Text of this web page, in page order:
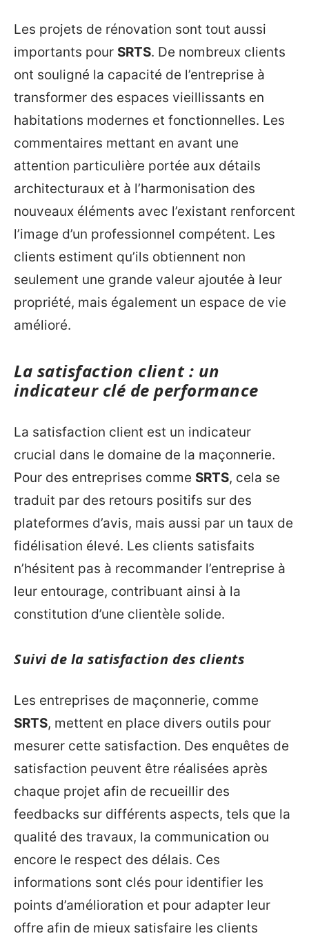
Les projets de rénovation sont tout aussi
importants pour SRTS. De nombreux clients
ont souligné la capacité de l’entreprise à
transformer des espaces vieillissants en
habitations modernes et fonctionnelles. Les
commentaires mettant en avant une
attention particulière portée aux détails
architecturaux et à l’harmonisation des
nouveaux éléments avec l’existant renforcent
l’image d’un professionnel compétent. Les
clients estiment qu’ils obtiennent non
seulement une grande valeur ajoutée à leur
propriété, mais également un espace de vie
amélioré.
La satisfaction client : un
indicateur clé de performance
La satisfaction client est un indicateur
crucial dans le domaine de la maçonnerie.
Pour des entreprises comme SRTS, cela se
traduit par des retours positifs sur des
plateformes d’avis, mais aussi par un taux de
fidélisation élevé. Les clients satisfaits
n’hésitent pas à recommander l’entreprise à
leur entourage, contribuant ainsi à la
constitution d’une clientèle solide.
Suivi de la satisfaction des clients
Les entreprises de maçonnerie, comme
SRTS, mettent en place divers outils pour
mesurer cette satisfaction. Des enquêtes de
satisfaction peuvent être réalisées après
chaque projet afin de recueillir des
feedbacks sur différents aspects, tels que la
qualité des travaux, la communication ou
encore le respect des délais. Ces
informations sont clés pour identifier les
points d’amélioration et pour adapter leur
offre afin de mieux satisfaire les clients